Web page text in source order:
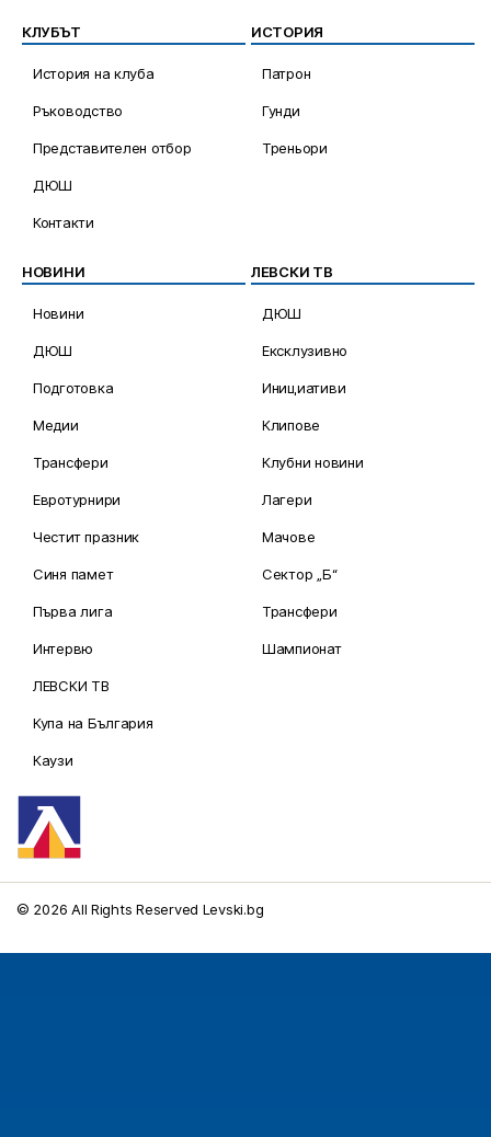
КЛУБЪТ
История на клуба
Ръководство
Представителен отбор
ДЮШ
Контакти
ИСТОРИЯ
Патрон
Гунди
Треньори
НОВИНИ
Новини
ДЮШ
Подготовка
Медии
Трансфери
Евротурнири
Честит празник
Синя памет
Първа лига
Интервю
ЛЕВСКИ ТВ
Купа на България
Каузи
ЛЕВСКИ ТВ
ДЮШ
Ексклузивно
Инициативи
Клипове
Клубни новини
Лагери
Мачове
Сектор „Б“
Трансфери
Шампионат
© 2026 All Rights Reserved Levski.bg